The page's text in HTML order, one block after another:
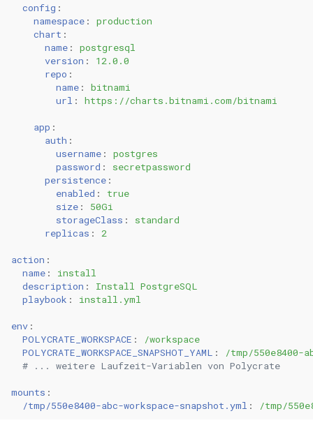
config :
namespace :
production
chart :
name :
postgresql
version :
12.0.0
repo :
name :
bitnami
url : https://charts.bitnami.com/bitnami
app :
auth :
username :
postgres
password :
secretpassword
persistence :
enabled :
true
size :
50Gi
storageClass :
standard
replicas : 2
action :
name :
install
description :
Install PostgreSQL
playbook : install.yml
env :
POLYCRATE_WORKSPACE :
/workspace
POLYCRATE_WORKSPACE_SNAPSHOT_YAML :
/tmp/550e8400-
# ... weitere Laufzeit-Variablen von Polycrate
mounts :
/tmp/550e8400-abc-workspace-snapshot.yml : /tmp/